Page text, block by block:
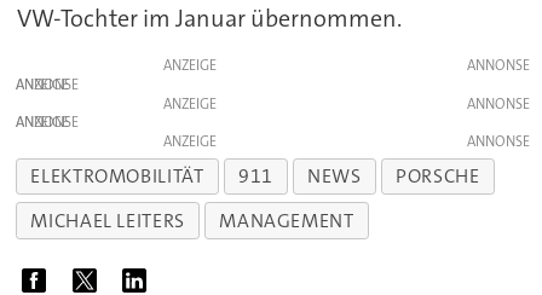
VW-Tochter im Januar übernommen.
ANZEIGE
ANZEIGE
ANZEIGE
ANZEIGE
ANZEIGE
ELEKTROMOBILITÄT 911 NEWS
PORSCHE
MICHAEL LEITERS
MANAGEMENT